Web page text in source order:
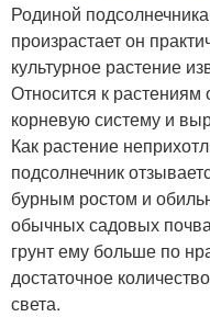
Родиной
произрастает он
культурное растение
Относится к
корневую систему и
Как растение
подсолнечник
бурным ростом и
обычных садовых
грунт ему больше по
достаточное
света.